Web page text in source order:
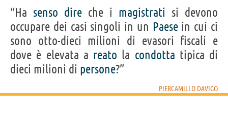
“Ha senso dire che i magistrati si devono
occupare dei casi singoli in un Paesein cui ci
sono otto-dieci milioni di evasori fiscali e
dove è elevata a reato la condotta tipica di
dieci milioni di persone?”
PIERCAMILLO DAVIGO